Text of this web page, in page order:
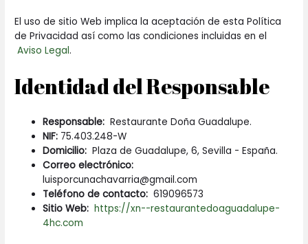
El uso de sitio Web implica la aceptación de esta Política
de Privacidad así como las condiciones incluidas en el
Aviso Legal.
Identidad del Responsable
Responsable: Restaurante Doña Guadalupe.
NIF: 75.403.248-W
Domicilio: Plaza de Guadalupe, 6, Sevilla - España.
Correo electrónico:
luisporcunachavarria@gmail.com
Teléfono de contacto: 619096573
Sitio Web: https://xn--restaurantedoaguadalupe-
4hc.com